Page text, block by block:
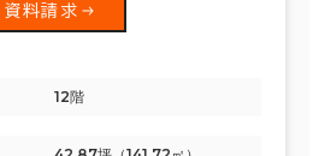
資料請求
12階